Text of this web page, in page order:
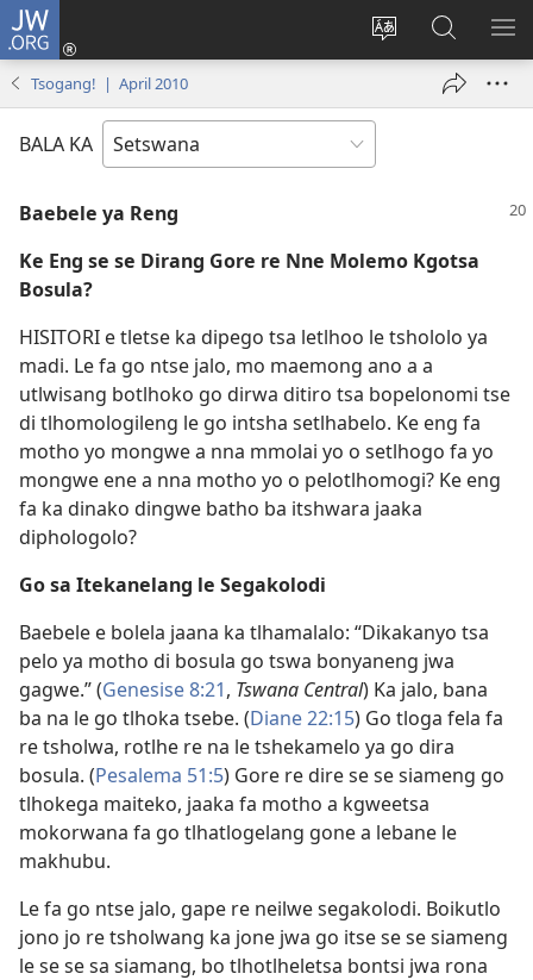
JW.ORG
Fetola
Tsena
e
Senka
JW.ORG/
Tsogang! | April 2010
BALA KA
Baebele ya Reng
Ke Eng se se Dirang Gore re Nne Molemo Kgotsa
Bosula?
HISITORI e tletse ka dipego tsa letlhoo le tshololo ya
madi. Le fa go ntse jalo, mo maemong ano a a
utlwisang botlhoko go dirwa ditiro tsa bopelonomi tse
di tlhomologileng le go intsha setlhabelo. Ke eng fa
motho yo mongwe a nna mmolai yo o setlhogo fa yo
mongwe ene a nna motho yo o pelotlhomogi? Ke eng
fa ka dinako dingwe batho ba itshwara jaaka
diphologolo?
Go sa Itekanelang le Segakolodi
Baebele e bolela jaana ka tlhamalalo: “Dikakanyo tsa
pelo ya motho di bosula go tswa bonyaneng jwa
gagwe.” (Genesise 8:21, Tswana Central) Ka jalo, bana
ba na le go tlhoka tsebe. (Diane 22:15) Go tloga fela fa
re tsholwa, rotlhe re na le tshekamelo ya go dira
bosula. (Pesalema 51:5) Gore re dire se se siameng go
tlhokega maiteko, jaaka fa motho a kgweetsa
mokorwana fa go tlhatlogelang gone a lebane le
makhubu.
Le fa go ntse jalo, gape re neilwe segakolodi. Boikutlo
jono jo re tsholwang ka jone jwa go itse se se siameng
le se se sa siamang, bo tlhotlheletsa bontsi jwa rona